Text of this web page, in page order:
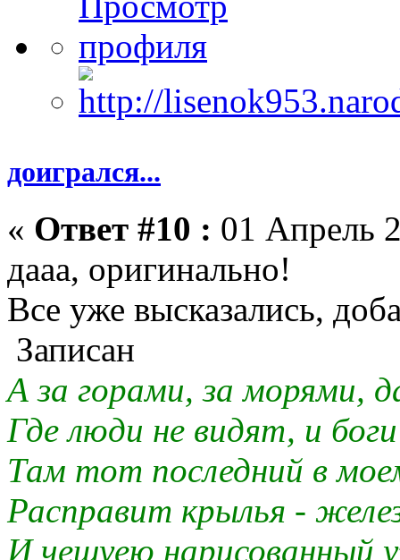
доигрался...
« Ответ #10 : 01 Апрель
дааа, оригинально!
Все уже высказались,
Записан
А за горами, за морями,
Где люди не видят, и
Там тот последний в
Расправит крылья -
И чешуею нарисованный